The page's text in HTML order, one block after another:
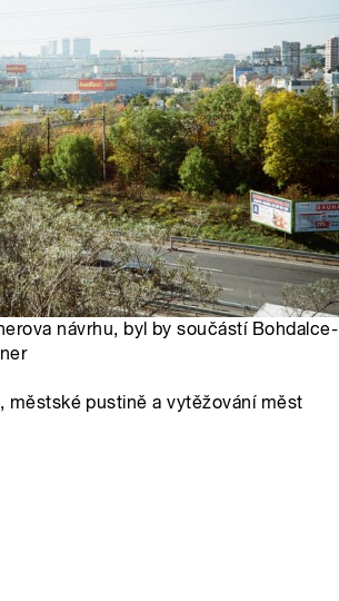
návrhu, byl by součástí Bohdalce-
městské pustině a vytěžování měst